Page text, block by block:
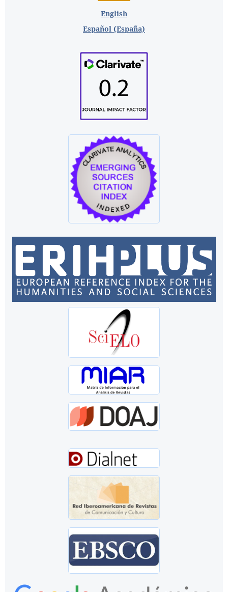
English
Español (España)